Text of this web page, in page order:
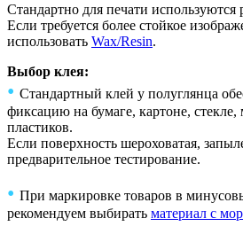
Стандартно для печати
Если требуется более стойкое
использовать Wax/Resin.
Выбор клея:
• Стандартный клей у полуглянца
фиксацию на бумаге, картоне,
пластиков.
Если поверхность шероховатая,
предварительное тестирование.
• При маркировке товаров в
рекомендуем выбирать материал с